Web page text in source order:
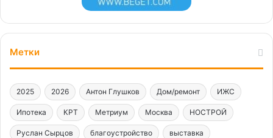
Метки
2025 2026 Антон Глушков Дом/ремонт ИЖС
Ипотека КРТ Метриум Москва НОСТРОЙ
Руслан Сырцов благоустройство выставка